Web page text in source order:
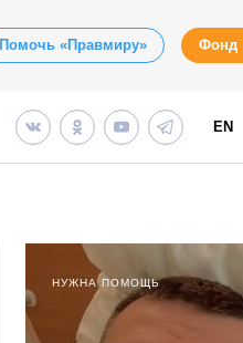
Помочь «Правмиру» Фонд
EN
НУЖНА ПОМОЩЬ